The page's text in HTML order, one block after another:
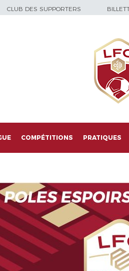
CLUB DES SUPPORTERS
COMPÉTITIONS PRATIQUES